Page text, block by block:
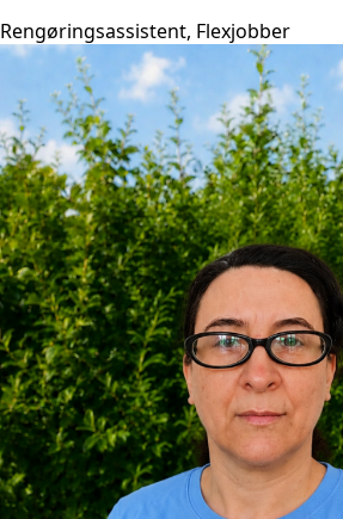
Rengøringsassistent, Flexjobber